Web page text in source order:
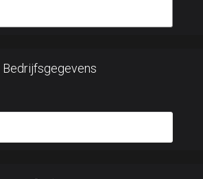
Bedrijfsgegevens